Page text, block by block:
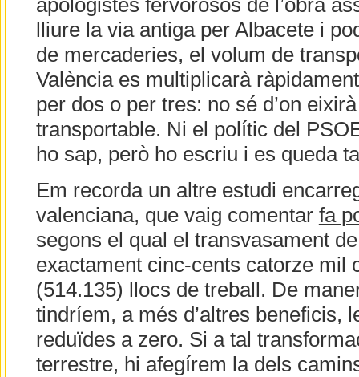
apologistes fervorosos de l’obra
lliure la via antiga per Albacete i
de mercaderies, el volum de
València es multiplicarà
per dos o per tres: no sé d’on
transportable. Ni el polític del
ho sap, però ho escriu i es queda
Em recorda un altre estudi
valenciana, que vaig comentar fa
segons el qual el transvasament
exactament cinc-cents catorze mil
(514.135) llocs de treball. De
tindríem, a més d’altres beneficis,
reduïdes a zero. Si a tal
terrestre, hi afegírem la dels